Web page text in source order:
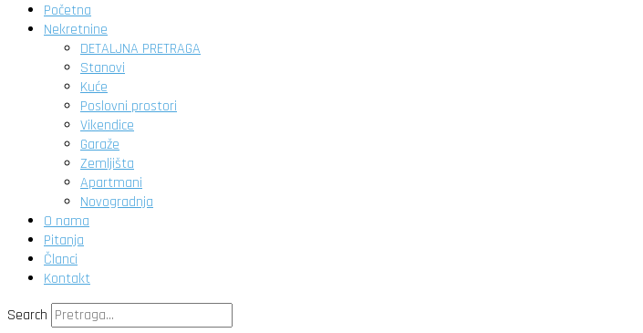
Početna
Nekretnine
DETALJNA PRETRAGA
Stanovi
Kuće
Poslovni prostori
Vikendice
Garaže
Zemljišta
Apartmani
Novogradnja
O nama
Pitanja
Članci
Kontakt
Search